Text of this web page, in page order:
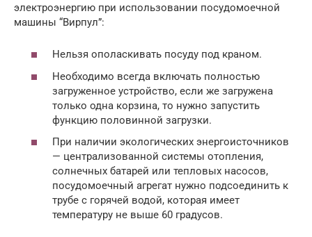
электроэнергию при использовании посудомоечной
машины “Вирпул”:
Нельзя ополаскивать посуду под краном.
Необходимо всегда включать полностью
загруженное устройство, если же загружена
только одна корзина, то нужно запустить
функцию половинной загрузки.
При наличии экологических энергоисточников
— централизованной системы отопления,
солнечных батарей или тепловых насосов,
посудомоечный агрегат нужно подсоединить к
трубе с горячей водой, которая имеет
температуру не выше 60 градусов.